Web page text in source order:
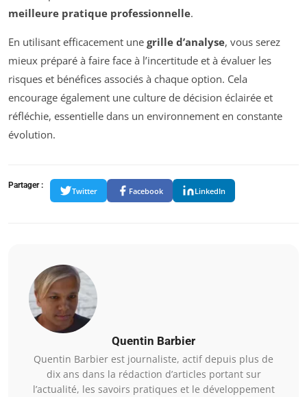
meilleure pratique professionnelle.
En utilisant efficacement une grille d’analyse, vous serez
mieux préparé à faire face à l’incertitude et à évaluer les
risques et bénéfices associés à chaque option. Cela
encourage également une culture de décision éclairée et
réfléchie, essentielle dans un environnement en constante
évolution.
Partager :
Twitter Facebook LinkedIn
Quentin Barbier
Quentin Barbier est journaliste, actif depuis plus de
dix ans dans la rédaction d’articles portant sur
l’actualité, les savoirs pratiques et le développement